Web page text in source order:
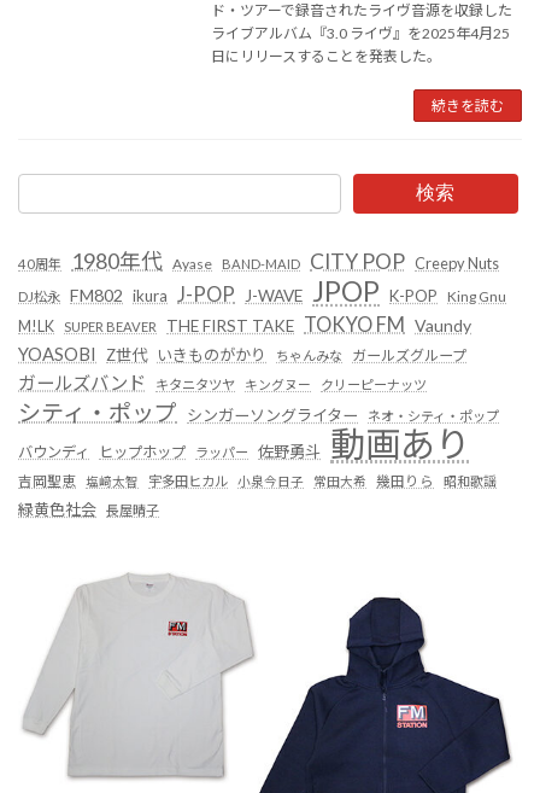
ド・ツアーで録音されたライヴ音源を収録した
ライブアルバム『3.0 ライヴ』を2025年4月25
日にリリースすることを発表した。
続きを読む
検索
40周年 1980年代 Ayase BAND-MAID CITY POP Creepy Nuts
DJ松永 FM802 ikura J-POP J-WAVE JPOP K-POP
King Gnu
M!LK
SUPER BEAVER THE FIRST TAKE TOKYO FM Vaundy
YOASOBI Z世代 いきものがかり ちゃんみな ガールズグループ
ガールズバンド キタニタツヤ キングヌー クリーピーナッツ
シティ・ポップ シンガーソングライター ネオ・シティ・ポップ
バウンディ ヒップホップ ラッパー 佐野勇斗 動画あり
吉岡聖恵 塩﨑太智 宇多田ヒカル 小泉今日子 常田大希 幾田りら 昭和歌謡
緑黄色社会 長屋晴子